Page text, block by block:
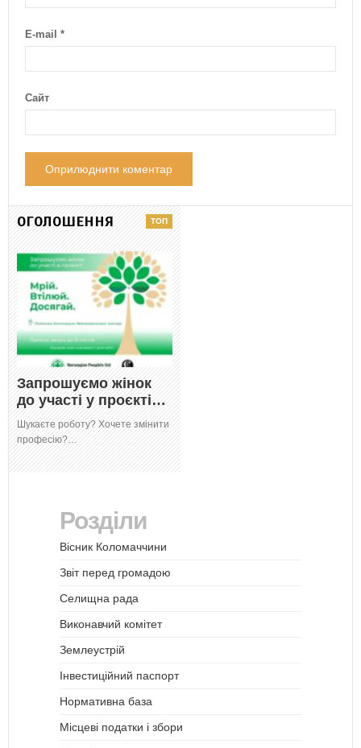
E-mail *
Сайт
ОГОЛОШЕННЯ
Запрошуємо жінок
до участі у проєкті…
Шукаєте роботу? Хочете змінити
професію?…
Розділи
Вісник Коломаччини
Звіт перед громадою
Селищна рада
Виконавчий комітет
Землеустрій
Інвестиційний паспорт
Нормативна база
Місцеві податки і збори